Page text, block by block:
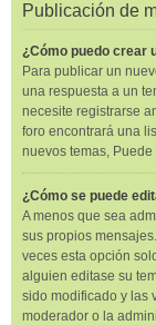
Publicación de
¿Cómo puedo crear
Para publicar un
una respuesta a un
necesite registrarse
foro encontrará una
nuevos temas,
¿Cómo se puede
A menos que sea
sus propios
veces esta opción
alguien editase su
sido modificado y las
moderador o la